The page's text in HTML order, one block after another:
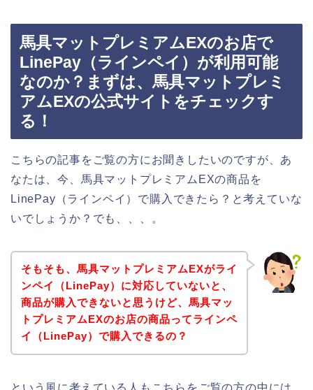
馬具マットプレミアムEXのお店で
LinePay（ラインペイ）が利用可能
なのか？まずは、馬具マットプレミ
アムEXの公式サイトをチェックす
る！
こちらの記事をご覧の方にお聞きしたいのですが、あ
なたは、今、馬具マットプレミアムEXの商品を
LinePay（ラインペイ）で購入できたら？と考えていな
いでしょうか？でも、、、。
そもそも、馬具マットプレミアムEXがライ
ンペイ（LinePay）に対応していないと、
商品が購入できないと思うけど、馬具マッ
トプレミアムEXのお店の商品ってラインペ
イ（LinePay）で購入できるの？